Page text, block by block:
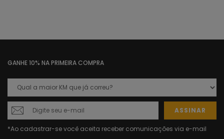
GANHE 10% NA PRIMEIRA COMPRA
ASSINAR